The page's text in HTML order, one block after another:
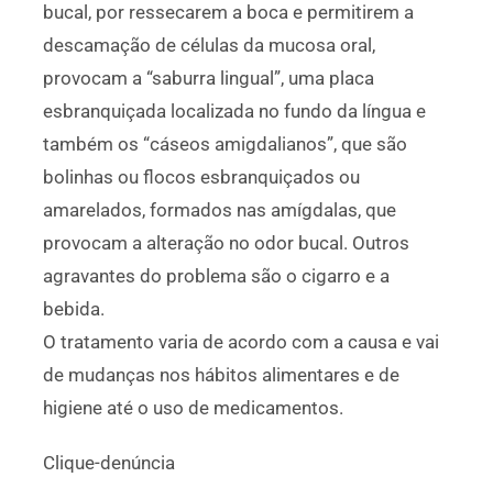
bucal, por ressecarem a boca e permitirem a
descamação de células da mucosa oral,
provocam a “saburra lingual”, uma placa
esbranquiçada localizada no fundo da língua e
também os “cáseos amigdalianos”, que são
bolinhas ou flocos esbranquiçados ou
amarelados, formados nas amígdalas, que
provocam a alteração no odor bucal. Outros
agravantes do problema são o cigarro e a
bebida.
O tratamento varia de acordo com a causa e vai
de mudanças nos hábitos alimentares e de
higiene até o uso de medicamentos.
Clique-denúncia